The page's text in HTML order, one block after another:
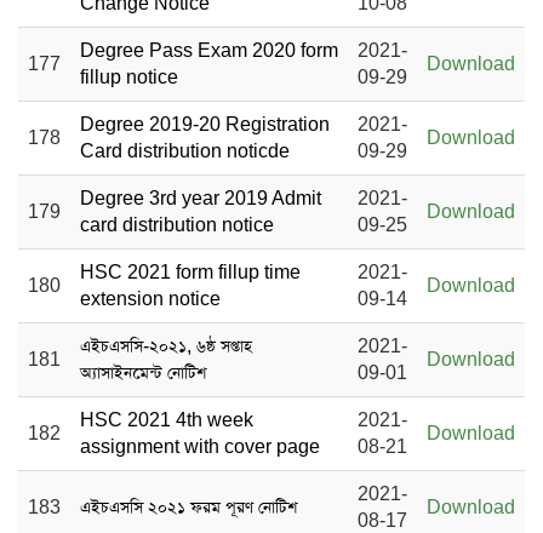
177
Degree Pass Exam 2020 form
fillup notice
2021-
09-29
Download
178
Degree 2019-20 Registration
Card distribution noticde
2021-
09-29
Download
179
Degree 3rd year 2019 Admit
card distribution notice
2021-
09-25
Download
180
HSC 2021 form fillup time
extension notice
2021-
09-14
Download
181
এইচএসসি-২০২১, ৬ষ্ঠ সপ্তাহ
অ্যাসাইনমেন্ট নোটিশ
2021-
09-01
Download
182
HSC 2021 4th week
assignment with cover page
2021-
08-21
Download
183 এইচএসসি ২০২১ ফরম পূরণ নোটিশ
2021-
08-17
Download